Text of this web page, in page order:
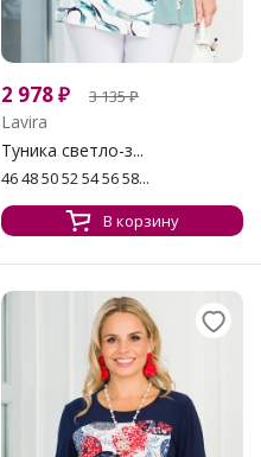
2 978₽ 3 135₽
Lavira
Туника светло-з...
46 48 50 52 54 56 58...
В корзину